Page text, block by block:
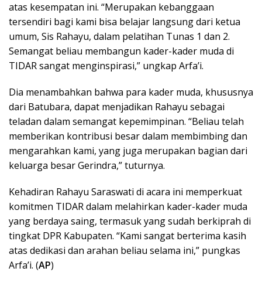
atas kesempatan ini. “Merupakan kebanggaan
tersendiri bagi kami bisa belajar langsung dari ketua
umum, Sis Rahayu, dalam pelatihan Tunas 1 dan 2.
Semangat beliau membangun kader-kader muda di
TIDAR sangat menginspirasi,” ungkap Arfa’i.
Dia menambahkan bahwa para kader muda, khususnya
dari Batubara, dapat menjadikan Rahayu sebagai
teladan dalam semangat kepemimpinan. “Beliau telah
memberikan kontribusi besar dalam membimbing dan
mengarahkan kami, yang juga merupakan bagian dari
keluarga besar Gerindra,” tuturnya.
Kehadiran Rahayu Saraswati di acara ini memperkuat
komitmen TIDAR dalam melahirkan kader-kader muda
yang berdaya saing, termasuk yang sudah berkiprah di
tingkat DPR Kabupaten. “Kami sangat berterima kasih
atas dedikasi dan arahan beliau selama ini,” pungkas
Arfa’i. (AP)